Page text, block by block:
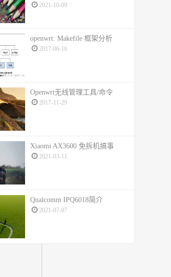
2021-10-09
openwrt: Makefile 框架分析
2017-06-16
Openwrt无线管理工具/命令
2017-11-29
Xiaomi AX3600 免拆机搞事
2021-03-11
Qualcomm IPQ6018简介
2021-07-07